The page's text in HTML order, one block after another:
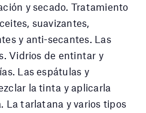
y secado. Tratamiento
suavizantes,
y anti-secantes. Las
Vidrios de entintar y
Las espátulas y
la tinta y aplicarla
La tarlatana y varios tipos